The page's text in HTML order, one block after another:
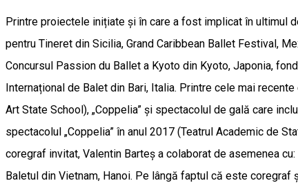
Printre proiectele inițiate și în care a fost implicat în ultimul
pentru Tineret din Sicilia, Grand Caribbean Ballet Festival,
Concursul Passion du Ballet a Kyoto din Kyoto, Japonia,
Internațional de Balet din Bari, Italia. Printre cele mai
Art State School), „Coppelia” și spectacolul de gală care
spectacolul „Coppelia” în anul 2017 (Teatrul Academic de
coregraf invitat, Valentin Barteș a colaborat de asemenea
Baletul din Vietnam, Hanoi. Pe lângă faptul că este